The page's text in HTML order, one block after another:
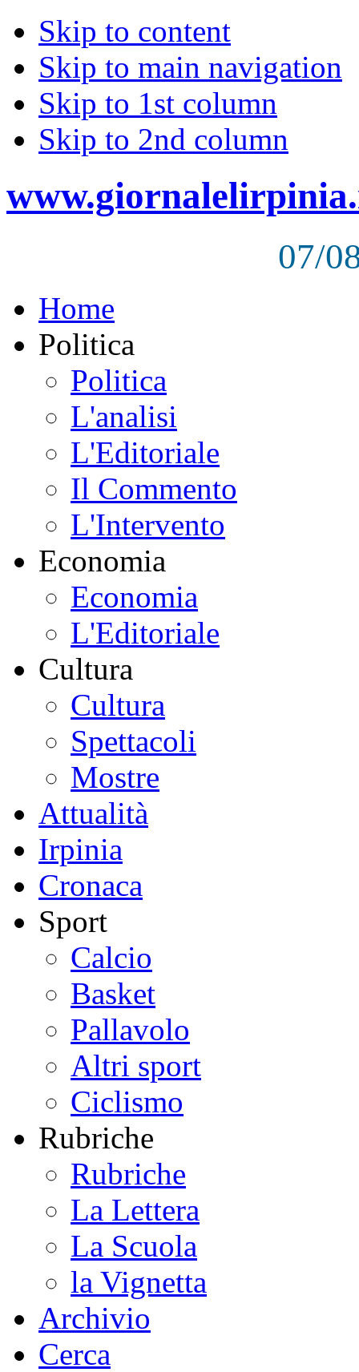
Skip to content
Skip to main navigation
Skip to 1st column
Skip to 2nd column
07/
Home
Politica
Politica
L'analisi
L'Editoriale
Il Commento
L'Intervento
Economia
Economia
L'Editoriale
Cultura
Cultura
Spettacoli
Mostre
Attualità
Irpinia
Cronaca
Sport
Calcio
Basket
Pallavolo
Altri sport
Ciclismo
Rubriche
Rubriche
La Lettera
La Scuola
la Vignetta
Archivio
Cerca